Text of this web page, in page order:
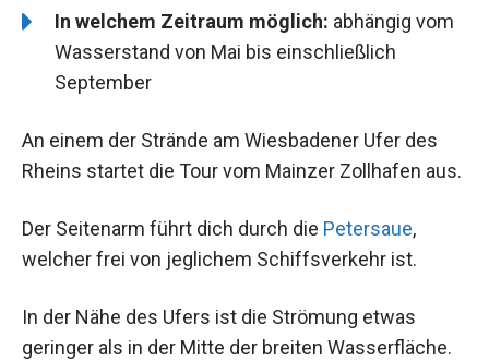
In welchem Zeitraum möglich: abhängig vom
Wasserstand von Mai bis einschließlich
September
An einem der Strände am Wiesbadener Ufer des
Rheins startet die Tour vom Mainzer Zollhafen aus.
Der Seitenarm führt dich durch die Petersaue,
welcher frei von jeglichem Schiffsverkehr ist.
In der Nähe des Ufers ist die Strömung etwas
geringer als in der Mitte der breiten Wasserfläche.